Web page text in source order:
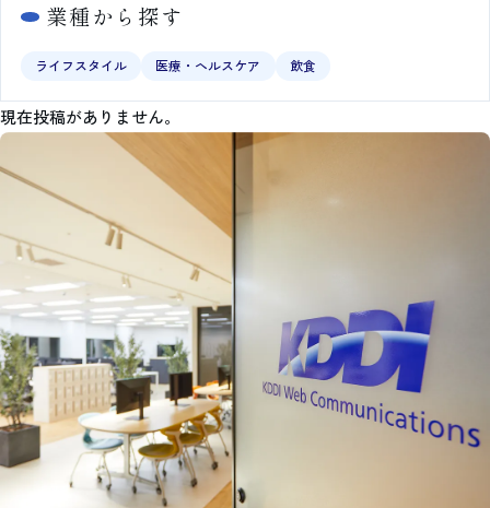
業種から探す
ライフスタイル 医療・ヘルスケア 飲食
導入事例記事一覧
現在投稿がありません。